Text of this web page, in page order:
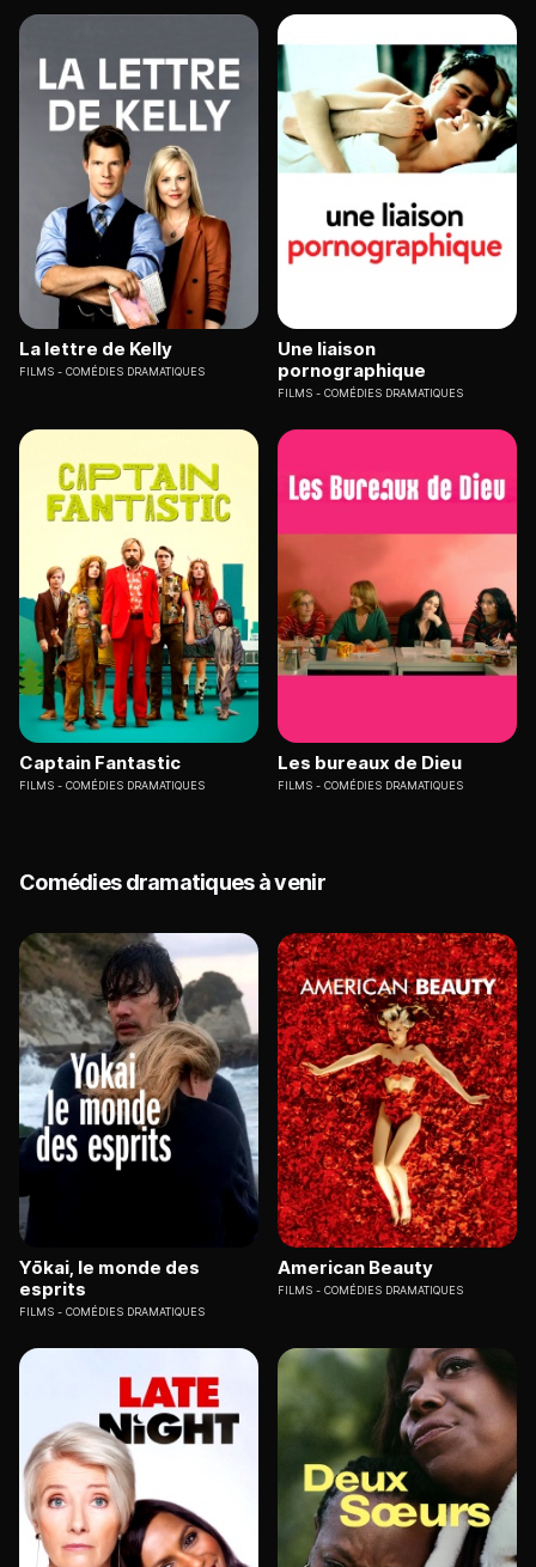
La lettre de Kelly
FILMS COMÉDIES DRAMATIQUES
Une liaison
pornographique
FILMS COMÉDIES DRAMATIQUES
Captain Fantastic
FILMS COMÉDIES DRAMATIQUES
Les bureaux de Dieu
FILMS COMÉDIES DRAMATIQUES
Comédies dramatiques à venir
Yōkai, le monde des
esprits
FILMS COMÉDIES DRAMATIQUES
American Beauty
FILMS COMÉDIES DRAMATIQUES